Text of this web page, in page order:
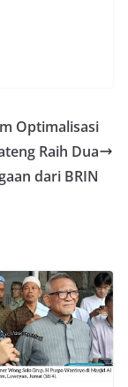
Optimalisasi
Raih Dua
dari BRIN